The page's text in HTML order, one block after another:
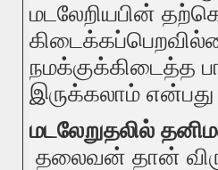
மடலேறியபின்
நமக்குக்கிடைத்த
இருக்கலாம்
மடலேறுதலில்
தலைவன் தான்